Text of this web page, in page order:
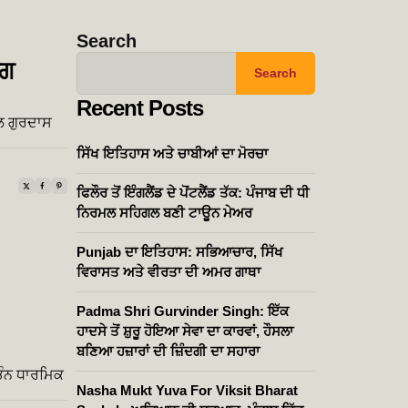
ਗੁਰਦਾਸ
ਧਾਰਮਿਕ
Search
Search
Recent Posts
ਸਿੱਖ ਇਤਿਹਾਸ ਅਤੇ ਚਾਬੀਆਂ ਦਾ ਮੋਰਚਾ
ਫਿਲੌਰ ਤੋਂ ਇੰਗਲੈਂਡ ਦੇ ਪੋਂਟਲੈਂਡ ਤੱਕ: ਪੰਜਾਬ ਦੀ ਧੀ
ਨਿਰਮਲ ਸਹਿਗਲ ਬਣੀ ਟਾਊਨ ਮੇਅਰ
Punjab ਦਾ ਇਤਿਹਾਸ: ਸਭਿਆਚਾਰ, ਸਿੱਖ
ਵਿਰਾਸਤ ਅਤੇ ਵੀਰਤਾ ਦੀ ਅਮਰ ਗਾਥਾ
Padma Shri Gurvinder Singh: ਇੱਕ
ਹਾਦਸੇ ਤੋਂ ਸ਼ੁਰੂ ਹੋਇਆ ਸੇਵਾ ਦਾ ਕਾਰਵਾਂ, ਹੌਸਲਾ
ਬਣਿਆ ਹਜ਼ਾਰਾਂ ਦੀ ਜ਼ਿੰਦਗੀ ਦਾ ਸਹਾਰਾ
Nasha Mukt Yuva For Viksit Bharat